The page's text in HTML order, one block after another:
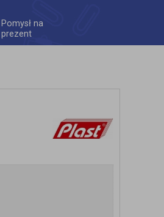
Pomysł na
prezent